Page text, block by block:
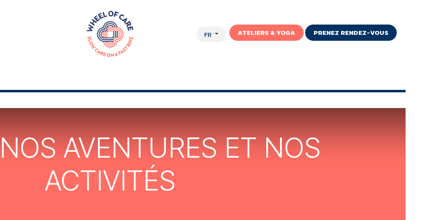
FR ATELIERS & YOGA PRENEZ RENDEZ-VOUS
AVENTURES ET NOS
ACTIVITÉS